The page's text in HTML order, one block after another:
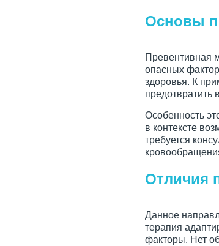
Основы
Превентивная
опасных
здоровья. К
предотвратить
Особенность
в контексте
требуется
Отличия
Данное
терапия
факторы. Нет